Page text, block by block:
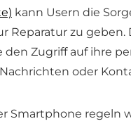
kann Usern die
Reparatur zu
den Zugriff auf ihre
oder
Smartphone regeln